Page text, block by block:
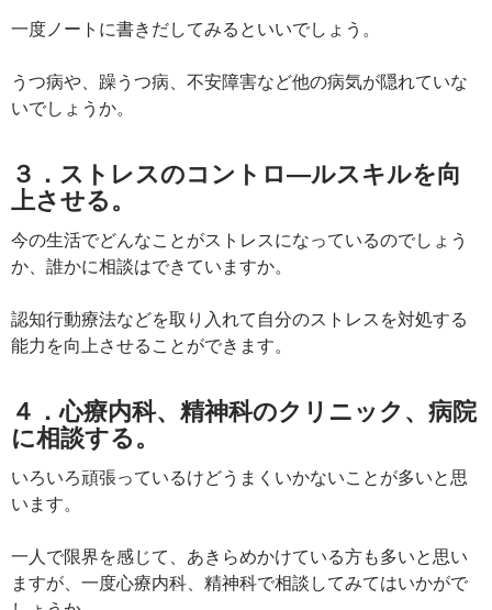
一度ノートに書きだしてみるといいでしょう。
うつ病や、躁うつ病、不安障害など他の病気が隠れていな
いでしょうか。
３．ストレスのコントロ―ルスキルを向
上させる。
今の生活でどんなことがストレスになっているのでしょう
か、誰かに相談はできていますか。
認知行動療法などを取り入れて自分のストレスを対処する
能力を向上させることができます。
４．心療内科、精神科のクリニック、病院
に相談する。
いろいろ頑張っているけどうまくいかないことが多いと思
います。
一人で限界を感じて、あきらめかけている方も多いと思い
ますが、一度心療内科、精神科で相談してみてはいかがで